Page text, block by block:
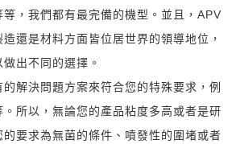
，我們都有最完備的機型。並且，APV
還是材料方面皆位居世界的領導地位，
出不同的選擇。
解決問題方案來符合您的特殊要求，例
所以，無論您的產品粘度多高或者是研
要求為無菌的條件、噴發性的圍堵或者